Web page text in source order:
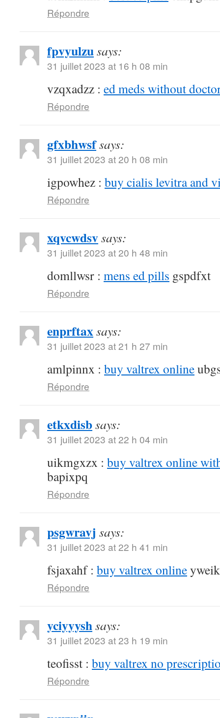
Répondre
fpvyulzusays:
31 juillet 2023 at 16 h 08 min
vzqxadzz : ed meds without
Répondre
gfxbhwsfsays:
31 juillet 2023 at 20 h 08 min
igpowhez : buy cialis levitra and
Répondre
xqvcwdsvsays:
31 juillet 2023 at 20 h 48 min
domllwsr : mens ed pills gspdfxt
Répondre
enprftaxsays:
31 juillet 2023 at 21 h 27 min
amlpinnx : buy valtrex online
Répondre
etkxdisbsays:
31 juillet 2023 at 22 h 04 min
uikmgxzx : buy valtrex online
bapixpq
Répondre
psgwravj says:
31 juillet 2023 at 22 h 41 min
fsjaxahf : buy valtrex online
Répondre
yciyyyshsays:
31 juillet 2023 at 23 h 19 min
teofisst : buy valtrex no
Répondre